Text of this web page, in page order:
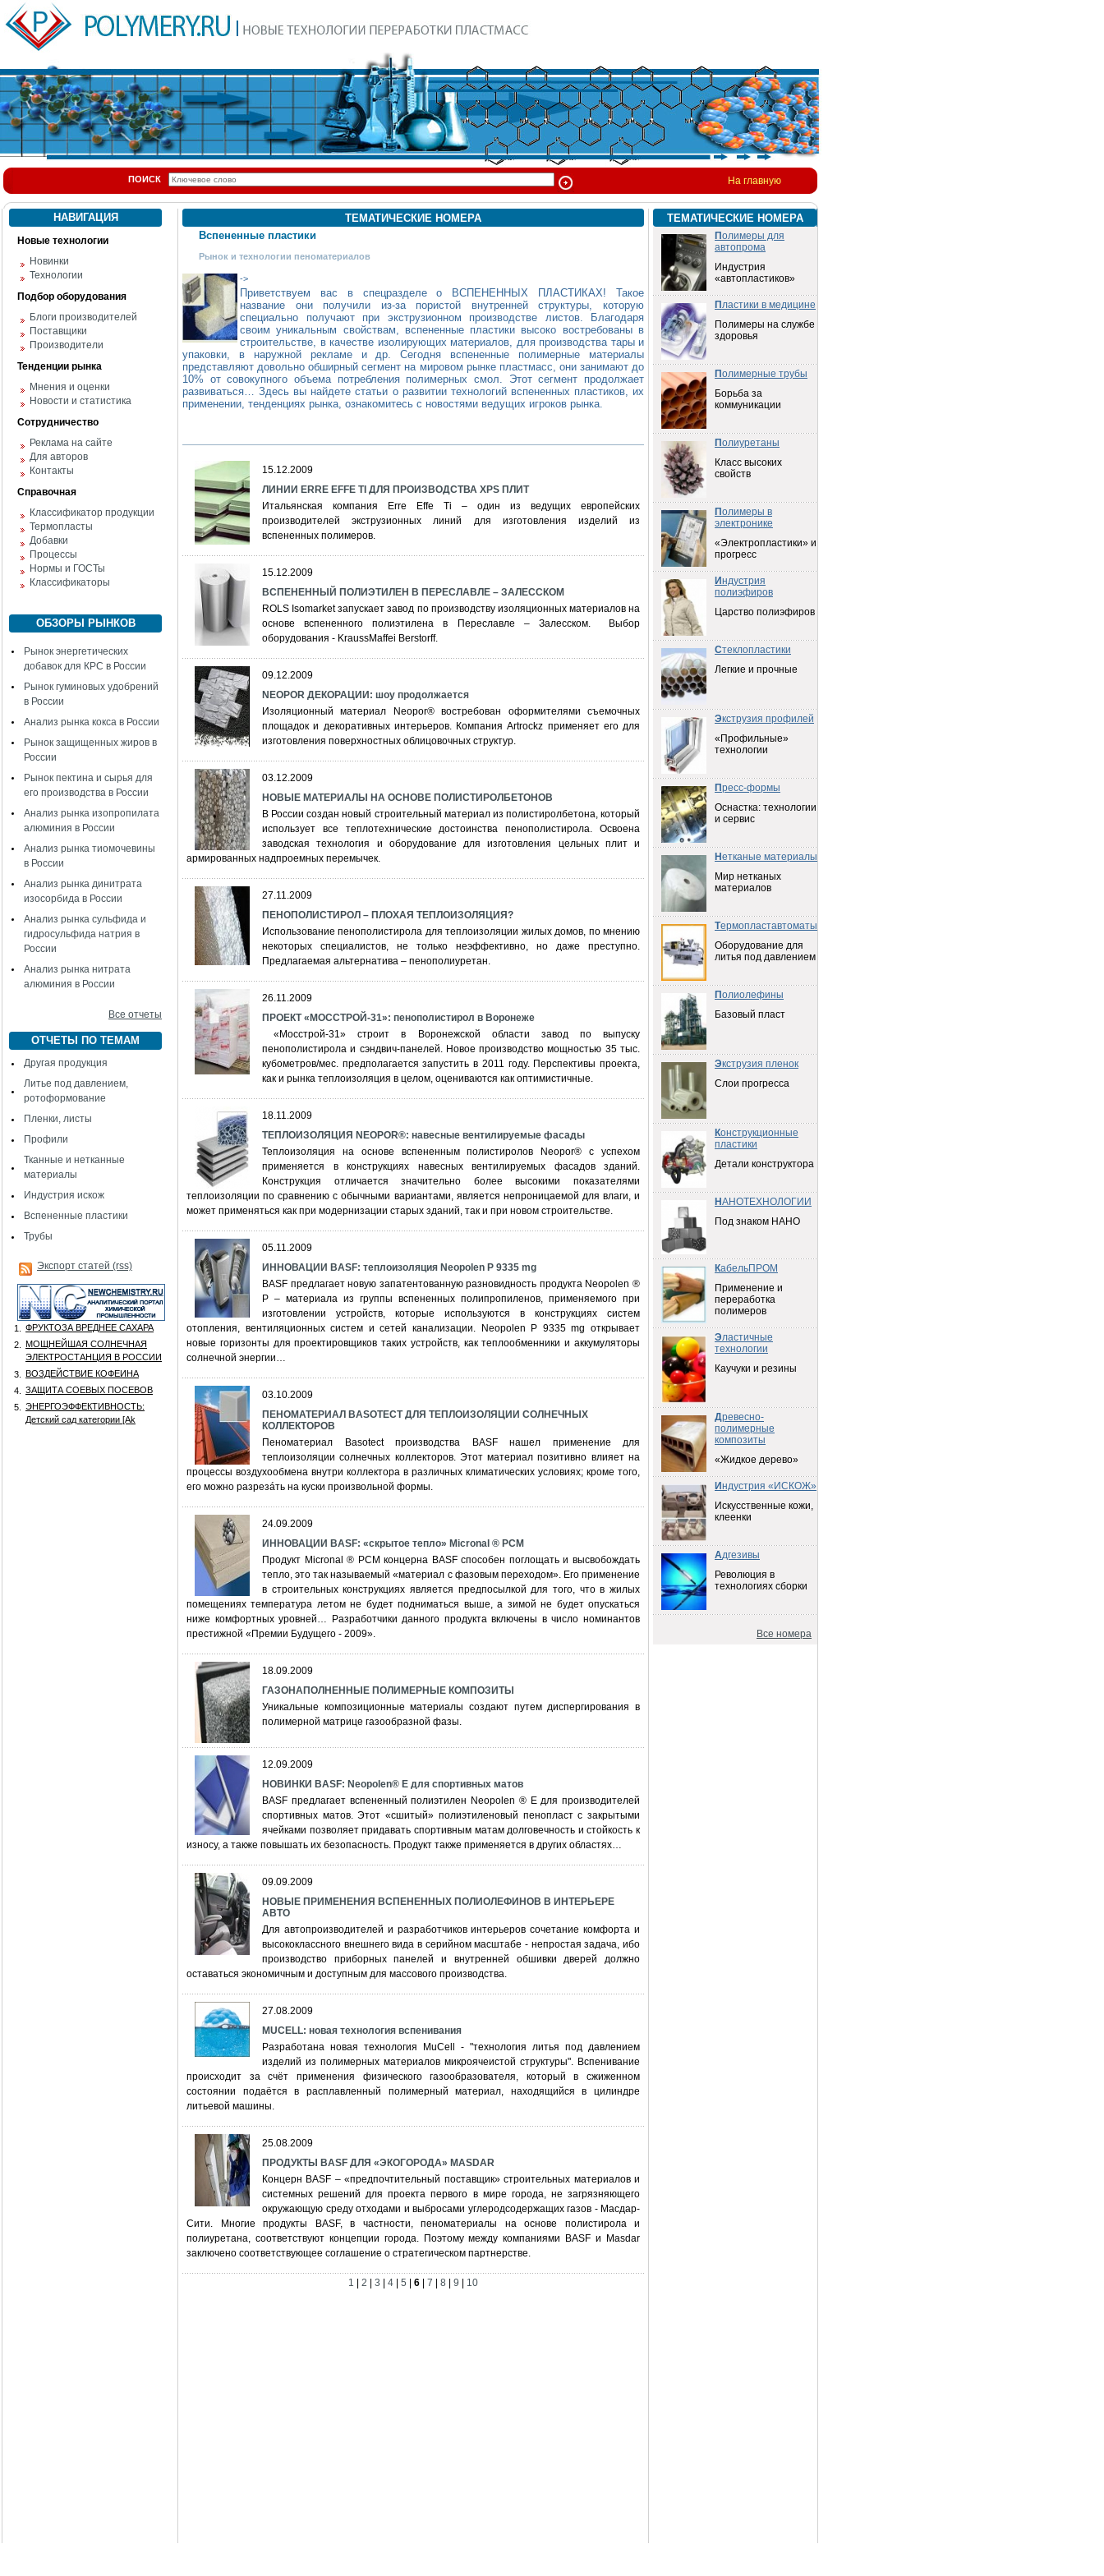
ПОИСК На главную
НАВИГАЦИЯ
Новые технологии
Новинки
Технологии
Подбор оборудования
Блоги производителей
Поставщики
Производители
Тенденции рынка
Мнения и оценки
Новости и статистика
Сотрудничество
Реклама на сайте
Для авторов
Контакты
Справочная
Классификатор продукции
Термопласты
Добавки
Процессы
Нормы и ГОСТы
Классификаторы
ОБЗОРЫ РЫНКОВ
Рынок энергетических
добавок для КРС в России
Рынок гуминовых удобрений
в России
Анализ рынка кокса в России
Рынок защищенных жиров в
России
Рынок пектина и сырья для
его производства в России
Анализ рынка изопропилата
алюминия в России
Анализ рынка тиомочевины
в России
Анализ рынка динитрата
изосорбида в России
Анализ рынка сульфида и
гидросульфида натрия в
России
Анализ рынка нитрата
алюминия в России
Все отчеты
ОТЧЕТЫ ПО ТЕМАМ
Другая продукция
Литье под давлением,
ротоформование
Пленки, листы
Профили
Тканные и нетканные
материалы
Индустрия искож
Вспененные пластики
Трубы
Экспорт статей (rss)
1.
ФРУКТОЗА ВРЕДНЕЕ САХАРА
2.
МОЩНЕЙШАЯ СОЛНЕЧНАЯ
ЭЛЕКТРОСТАНЦИЯ В РОССИИ
3.
ВОЗДЕЙСТВИЕ КОФЕИНА
4.
ЗАЩИТА СОЕВЫХ ПОСЕВОВ
5.
ЭНЕРГОЭФФЕКТИВНОСТЬ:
Детский сад категории [Аk
ТЕМАТИЧЕСКИЕ НОМЕРА
Вспененные пластики
Рынок и технологии пеноматериалов
->
Приветствуем вас в спецразделе о ВСПЕНЕННЫХ ПЛАСТИКАХ! Такое
название они получили из-за пористой внутренней структуры, которую
специально получают при экструзионном производстве листов. Благодаря
своим уникальным свойствам, вспененные пластики высоко востребованы в
строительстве, в качестве изолирующих материалов, для производства тары и
упаковки, в наружной рекламе и др. Сегодня вспененные полимерные материалы
представляют довольно обширный сегмент на мировом рынке пластмасс, они занимают до
10% от совокупного объема потребления полимерных смол. Этот сегмент продолжает
развиваться… Здесь вы найдете статьи о развитии технологий вспененных пластиков, их
применении, тенденциях рынка, ознакомитесь с новостями ведущих игроков рынка.
15.12.2009
ЛИНИИ ERRE EFFE TI ДЛЯ ПРОИЗВОДСТВА XPS ПЛИТ
Итальянская компания Erre Effe Ti – один из ведущих европейских
производителей экструзионных линий для изготовления изделий из
вспененных полимеров.
15.12.2009
ВСПЕНЕННЫЙ ПОЛИЭТИЛЕН В ПЕРЕСЛАВЛЕ – ЗАЛЕССКОМ
ROLS Isomarket запускает завод по производству изоляционных материалов на
основе вспененного полиэтилена в Переславле – Залесском. Выбор
оборудования - KraussMaffei Berstorff.
09.12.2009
NEOPOR ДЕКОРАЦИИ: шоу продолжается
Изоляционный материал Neopor® востребован оформителями съемочных
площадок и декоративных интерьеров. Компания Artrockz применяет его для
изготовления поверхностных облицовочных структур.
03.12.2009
НОВЫЕ МАТЕРИАЛЫ НА ОСНОВЕ ПОЛИСТИРОЛБЕТОНОВ
В России создан новый строительный материал из полистиролбетона, который
использует все теплотехнические достоинства пенополистирола. Освоена
заводская технология и оборудование для изготовления цельных плит и
армированных надпроемных перемычек.
27.11.2009
ПЕНОПОЛИСТИРОЛ – ПЛОХАЯ ТЕПЛОИЗОЛЯЦИЯ?
Использование пенополистирола для теплоизоляции жилых домов, по мнению
некоторых специалистов, не только неэффективно, но даже преступно.
Предлагаемая альтернатива – пенополиуретан.
26.11.2009
ПРОЕКТ «МОССТРОЙ-31»: пенополистирол в Воронеже
«Мосстрой-31» строит в Воронежской области завод по выпуску
пенополистирола и сэндвич-панелей. Новое производство мощностью 35 тыс.
кубометров/мес. предполагается запустить в 2011 году. Перспективы проекта,
как и рынка теплоизоляция в целом, оцениваются как оптимистичные.
18.11.2009
ТЕПЛОИЗОЛЯЦИЯ NEOPOR®: навесные вентилируемые фасады
Теплоизоляция на основе вспененным полистиролов Neopor® с успехом
применяется в конструкциях навесных вентилируемых фасадов зданий.
Конструкция отличается значительно более высокими показателями
теплоизоляции по сравнению с обычными вариантами, является непроницаемой для влаги, и
может применяться как при модернизации старых зданий, так и при новом строительстве.
05.11.2009
ИННОВАЦИИ BASF: теплоизоляция Neopolen P 9335 mg
BASF предлагает новую запатентованную разновидность продукта Neopolen ®
P – материала из группы вспененных полипропиленов, применяемого при
изготовлении устройств, которые используются в конструкциях систем
отопления, вентиляционных систем и сетей канализации. Neopolen P 9335 mg открывает
новые горизонты для проектировщиков таких устройств, как теплообменники и аккумуляторы
солнечной энергии…
03.10.2009
ПЕНОМАТЕРИАЛ BASOTECT ДЛЯ ТЕПЛОИЗОЛЯЦИИ СОЛНЕЧНЫХ
КОЛЛЕКТОРОВ
Пеноматериал Basotect производства BASF нашел применение для
теплоизоляции солнечных коллекторов. Этот материал позитивно влияет на
процессы воздухообмена внутри коллектора в различных климатических условиях; кроме того,
его можно разрезáть на куски произвольной формы.
24.09.2009
ИННОВАЦИИ BASF: «скрытое тепло» Micronal ® PCM
Продукт Micronal ® PCM концерна BASF способен поглощать и высвобождать
тепло, это так называемый «материал с фазовым переходом». Его применение
в строительных конструкциях является предпосылкой для того, что в жилых
помещениях температура летом не будет подниматься выше, а зимой не будет опускаться
ниже комфортных уровней… Разработчики данного продукта включены в число номинантов
престижной «Премии Будущего - 2009».
18.09.2009
ГАЗОНАПОЛНЕННЫЕ ПОЛИМЕРНЫЕ КОМПОЗИТЫ
Уникальные композиционные материалы создают путем диспергирования в
полимерной матрице газообразной фазы.
12.09.2009
НОВИНКИ BASF: Neopolen® E для спортивных матов
BASF предлагает вспененный полиэтилен Neopolen ® E для производителей
спортивных матов. Этот «сшитый» полиэтиленовый пенопласт с закрытыми
ячейками позволяет придавать спортивным матам долговечность и стойкость к
износу, а также повышать их безопасность. Продукт также применяется в других областях…
09.09.2009
НОВЫЕ ПРИМЕНЕНИЯ ВСПЕНЕННЫХ ПОЛИОЛЕФИНОВ В ИНТЕРЬЕРЕ
АВТО
Для автопроизводителей и разработчиков интерьеров сочетание комфорта и
высококлассного внешнего вида в серийном масштабе - непростая задача, ибо
производство приборных панелей и внутренней обшивки дверей должно
оставаться экономичным и доступным для массового производства.
27.08.2009
МUСЕLL: новая технология вспенивания
Разработана новая технология МuСеll - "технология литья под давлением
изделий из полимерных материалов микроячеистой структуры". Вспенивание
происходит за счёт применения физического газообразователя, который в сжиженном
состоянии подаётся в расплавленный полимерный материал, находящийся в цилиндре
литьевой машины.
25.08.2009
ПРОДУКТЫ BASF ДЛЯ «ЭКОГОРОДА» MASDAR
Концерн BASF – «предпочтительный поставщик» строительных материалов и
системных решений для проекта первого в мире города, не загрязняющего
окружающую среду отходами и выбросами углеродсодержащих газов - Масдар-
Сити. Многие продукты BASF, в частности, пеноматериалы на основе полистирола и
полиуретана, соответствуют концепции города. Поэтому между компаниями BASF и Masdar
заключено соответствующее соглашение о стратегическом партнерстве.
1 2 3 4 5 6 7 8 9 10
ТЕМАТИЧЕСКИЕ НОМЕРА
Полимеры для
автопрома
Индустрия
«автопластиков»
Пластики в медицине
Полимеры на службе
здоровья
Полимерные трубы
Борьба за
коммуникации
Полиуретаны
Класс высоких
свойств
Полимеры в
электронике
«Электропластики» и
прогресс
Индустрия
полиэфиров
Царство полиэфиров
Стеклопластики
Легкие и прочные
Экструзия профилей
«Профильные»
технологии
Пресс-формы
Оснастка: технологии
и сервис
Н етканые материалы
Мир нетканых
материалов
Термопластавтоматы
Оборудование для
литья под давлением
Полиолефины
Базовый пласт
Экструзия пленок
Слои прогресса
Конструкционные
пластики
Детали конструктора
Н АНОТЕХНОЛОГИИ
Под знаком НАНО
КабельПРОМ
Применение и
переработка
полимеров
Эластичные
технологии
Каучуки и резины
Древесно-
полимерные
композиты
«Жидкое дерево»
Индустрия «ИСКОЖ»
Искусственные кожи,
клеенки
Адгезивы
Революция в
технологиях сборки
Все номера